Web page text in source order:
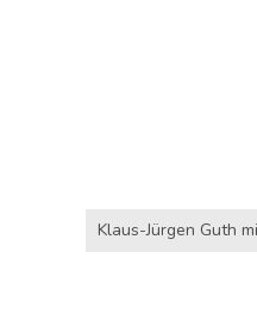
Klaus-Jürgen Guth